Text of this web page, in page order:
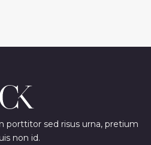
porttitor sed risus urna, pretium
non id.